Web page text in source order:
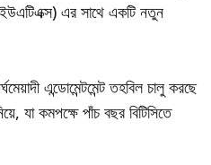
এর সাথে একটি নতুন
এন্ডোমেন্টমেন্ট তহবিল চালু করছে
যা কমপক্ষে পাঁচ বছর বিটিসিতে